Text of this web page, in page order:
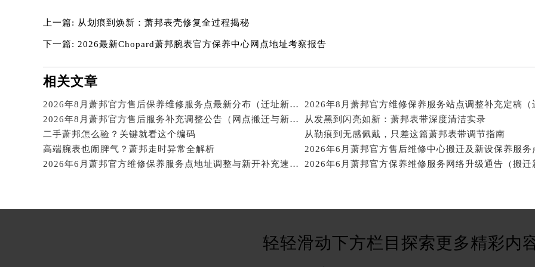
上一篇: 从划痕到焕新：萧邦表壳修复全过程揭秘
下一篇: 2026最新Chopard萧邦腕表官方保养中心网点地址考察报告
相关文章
2026年8月萧邦官方售后保养维修服务点最新分布（迁址新店）
2026年8月萧邦官方售后服务补充调整公告（网点搬迁与新增）
从发黑到闪亮如新：萧邦表带深度清洁实录
二手萧邦怎么验？关键就看这个编码
从勒痕到无感佩戴，只差这篇萧邦表带调节指南
高端腕表也闹脾气？萧邦走时异常全解析
2026年6月萧邦官方售后维修中心搬迁及新设保养服务
2026年6月萧邦官方维修保养服务点地址调整与新开补充速览文件
轻轻滑动下方栏目探索更多精彩内